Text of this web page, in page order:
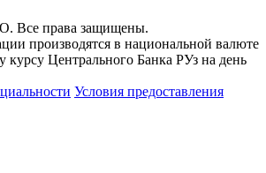
. Все права защищены.
производятся в национальной валюте
курсу Центрального Банка РУз на день
Условия предоставления